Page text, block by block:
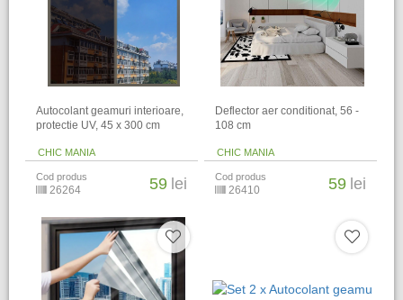
Autocolant geamuri interioare,
protectie UV, 45 x 300 cm
CHIC MANIA
Cod produs
26264 59 lei
Deflector aer conditionat, 56 -
108 cm
CHIC MANIA
Cod produs
26410 59 lei